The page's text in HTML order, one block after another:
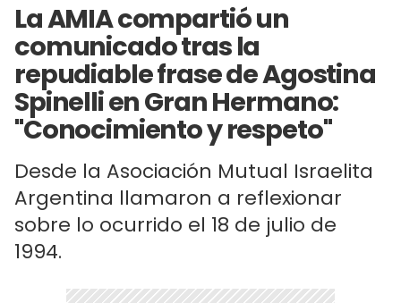
La AMIA compartió un
comunicado tras la
repudiable frase de Agostina
Spinelli en Gran Hermano:
"Conocimiento y respeto"
Desde la Asociación Mutual Israelita
Argentina llamaron a reflexionar
sobre lo ocurrido el 18 de julio de
1994.